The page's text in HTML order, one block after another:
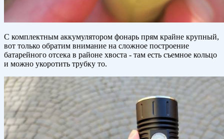
С комплектным аккумулятором фонарь прям крайне крупный,
вот только обратим внимание на сложное построение
батарейного отсека в районе хвоста - там есть съемное кольцо
и можно укоротить трубку то.